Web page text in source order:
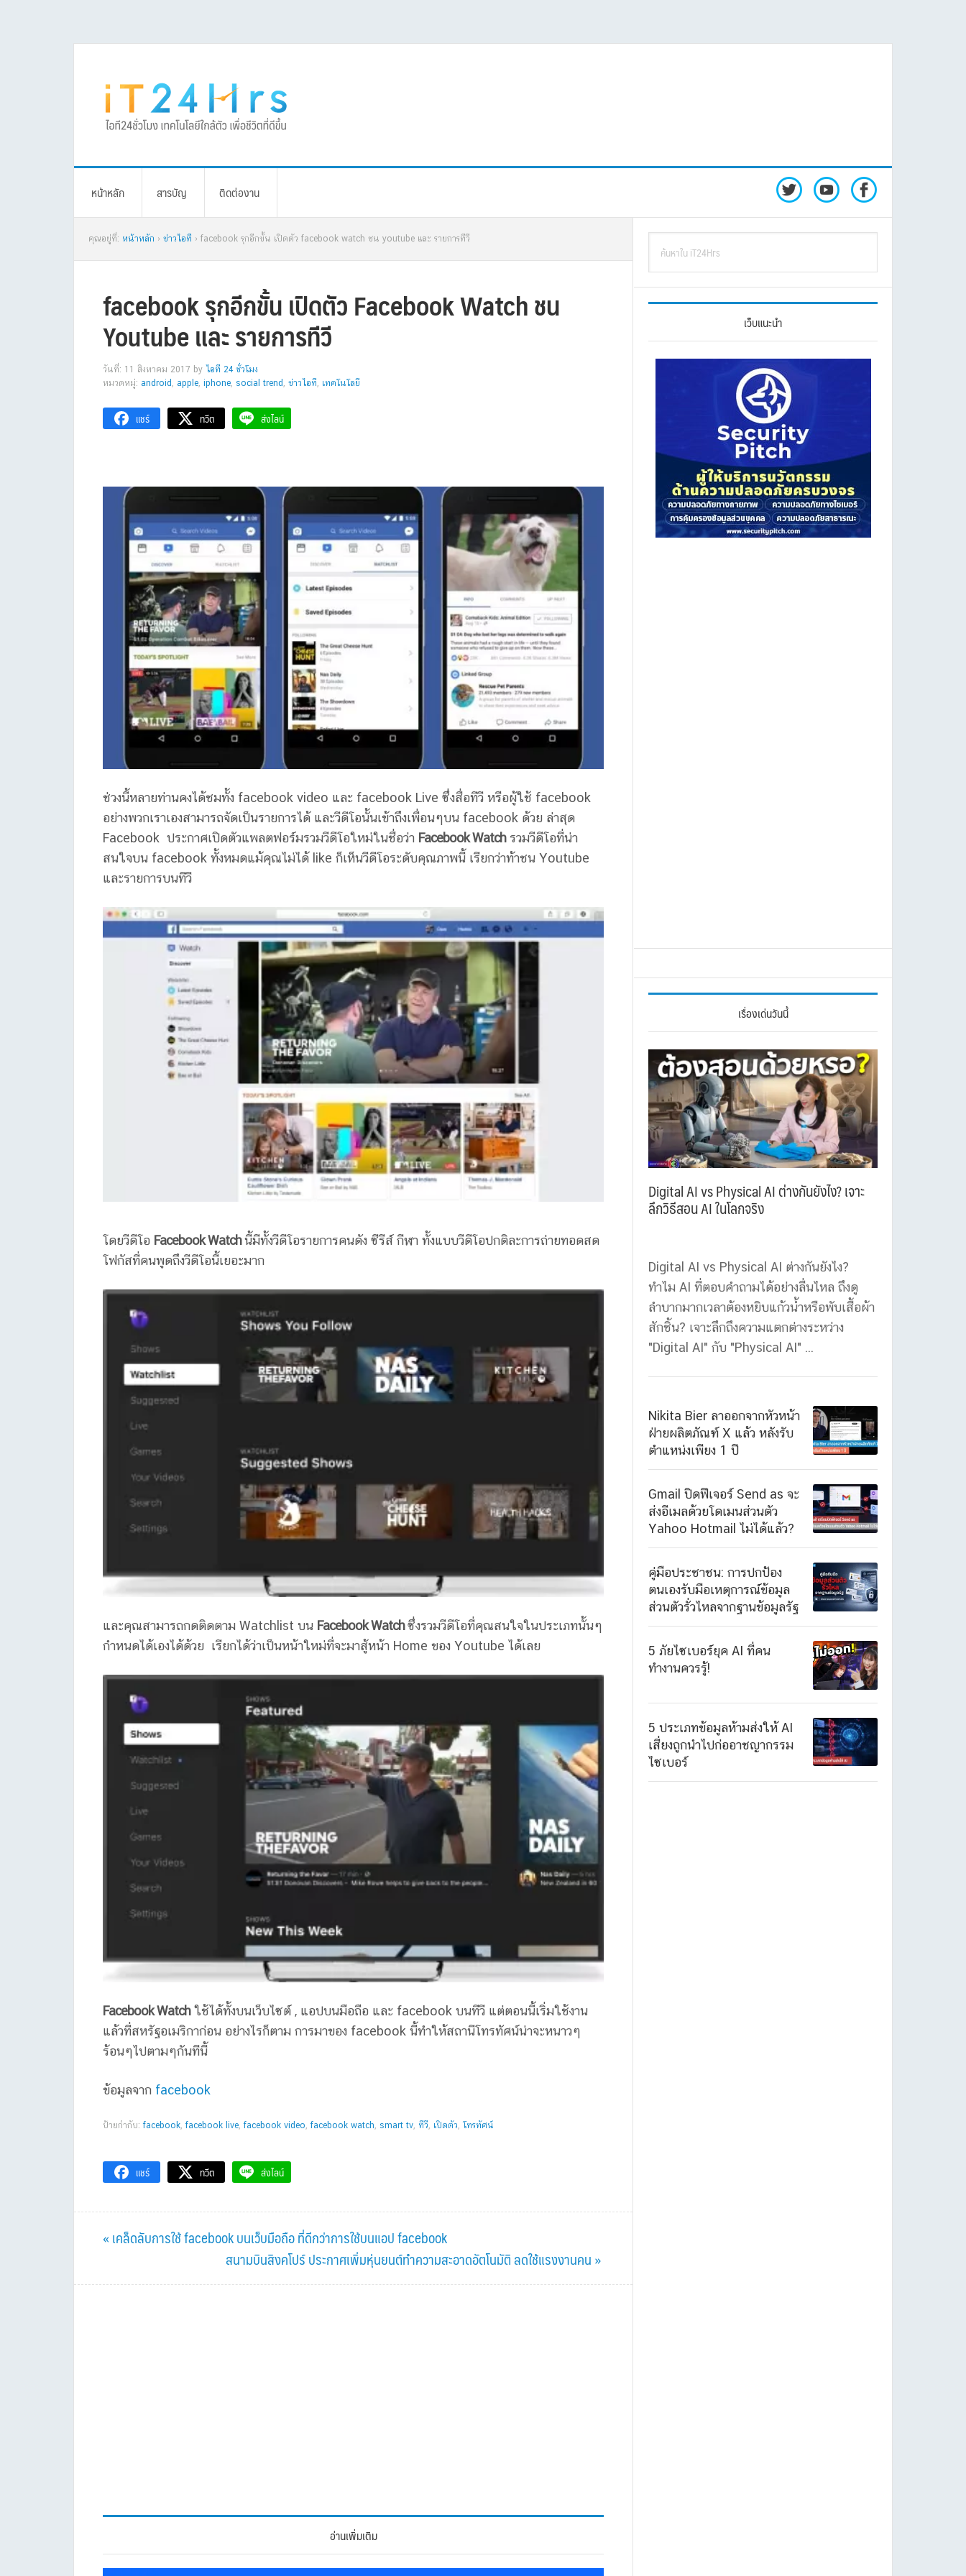
หน้าหลัก สารบัญ ติดต่องาน
คุณอยู่ที่: หน้าหลัก › ข่าวไอที › facebook รุกอีกขั้น เปิดตัว facebook watch ชน youtube และ รายการทีวี
facebook รุกอีกขั้น เปิดตัว Facebook Watch ชน
Youtube และ รายการทีวี
วันที่: 11 สิงหาคม 2017 by ไอที 24 ชั่วโมง
หมวดหมู่: android , apple, iphone, social trend , ข่าวไอที, เทคโนโลยี
แชร์ ทวีต ส่งไลน์
ช่วงนี้หลายท่านคงได้ชมทั้ง facebook video และ facebook Live ซึ่งสื่อทีวี หรือผู้ใช้ facebook
อย่างพวกเราเองสามารถจัดเป็นรายการได้ และวีดีโอนั้นเข้าถึงเพื่อนๆบน facebook ด้วย ล่าสุด
Facebook ประกาศเปิดตัวแพลตฟอร์มรวมวีดีโอใหม่ในชื่อว่า Facebook Watchรวมวีดีโอที่น่า
สนใจบน facebook ทั้งหมดแม้คุณไม่ได้ like ก็เห็นวีดีโอระดับคุณภาพนี้ เรียกว่าท้าชน Youtube
และรายการบนทีวี
โดยวีดีโอ Facebook Watchนี้มีทั้งวีดีโอรายการคนดัง ซีรีส์ กีฬา ทั้งแบบวีดีโอปกติละการถ่ายทอดสด
โฟกัสที่คนพูดถึงวีดีโอนี้เยอะมาก
และคุณสามารถกดติดตาม Watchlist บน Facebook Watchซึ่งรวมวีดีโอที่คุณสนใจในประเภทนั้นๆ
กำหนดได้เองได้ด้วย เรียกได้ว่าเป็นหน้าใหม่ที่จะมาสู้หน้า Home ของ Youtube ได้เลย
Facebook Watchใช้ได้ทั้งบนเว็บไซต์ , แอปบนมือถือ และ facebook บนทีวี แต่ตอนนี้เริ่มใช้งาน
แล้วที่สหรัฐอเมริกาก่อน อย่างไรก็ตาม การมาของ facebook นี้ทำให้สถานีโทรทัศน์น่าจะหนาวๆ
ร้อนๆไปตามๆกันทีนี้
ข้อมูลจาก facebook
ป้ายกำกับ:facebook,facebook live,facebook video,facebook watch, smart tv, ทีวี, เปิดตัว, โทรทัศน์
แชร์ ทวีต ส่งไลน์
Previous
« เคล็ดลับการใช้ facebook บนเว็บมือถือ ที่ดีกว่าการใช้บนแอป facebook
Next
Post:
สนามบินสิงคโปร์ ประกาศเพิ่มหุ่นยนต์ทำความสะอาดอัตโนมัติ ลดใช้แรงงานคน »
อ่านเพิ่มเติม
Primary
Sidebar
iT24Hrs
เว็บแนะนำ
เรื่องเด่นวันนี้
Digital AI vs Physical AI ต่างกันยังไง? เจาะ
ลึกวิธีสอน AI ในโลกจริง
Digital AI vs Physical AI ต่างกันยังไง?
ทำไม AI ที่ตอบคำถามได้อย่างลื่นไหล ถึงดู
ลำบากมากเวลาต้องหยิบแก้วน้ำหรือพับเสื้อผ้า
สักชิ้น? เจาะลึกถึงความแตกต่างระหว่าง
"Digital AI" กับ "Physical AI" ...
Nikita Bier ลาออกจากหัวหน้า
ฝ่ายผลิตภัณฑ์ X แล้ว หลังรับ
ตำแหน่งเพียง 1 ปี
Gmail ปิดฟีเจอร์ Send as จะ
ส่งอีเมลด้วยโดเมนส่วนตัว
Yahoo Hotmail ไม่ได้แล้ว?
คู่มือประชาชน: การปกป้อง
ตนเองรับมือเหตุการณ์ข้อมูล
ส่วนตัวรั่วไหลจากฐานข้อมูลรัฐ
5 ภัยไซเบอร์ยุค AI ที่คน
ทำงานควรรู้!
5 ประเภทข้อมูลห้ามส่งให้ AI
เสี่ยงถูกนำไปก่ออาชญากรรม
ไซเบอร์